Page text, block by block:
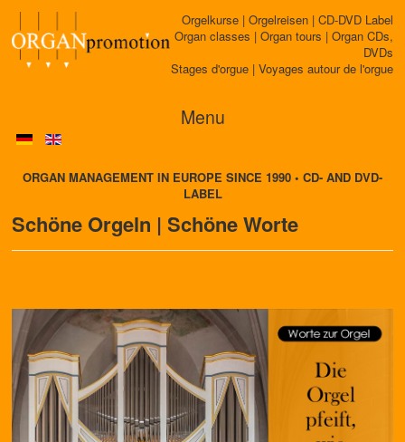
Orgelkurse | Orgelreisen | CD-DVD Label
Organ classes | Organ tours | Organ CDs,
DVDs
Stages d'orgue | Voyages autour de l'orgue
Menu
ORGAN MANAGEMENT IN EUROPE SINCE 1990 • CD- AND DVD-
LABEL
Schöne Orgeln | Schöne Worte